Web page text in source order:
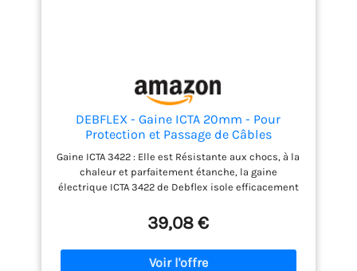
DEBFLEX - Gaine ICTA 20mm - Pour
Protection et Passage de Câbles
Electriques - Pose Apparente ou Encastrée
dans les Cloisons - Gris - 25 mètres
Gaine ICTA 3422 : Elle est Résistante aux chocs, à la
chaleur et parfaitement étanche, la gaine
électrique ICTA 3422 de Debflex isole efficacement
câbles et les fils sont les composants de base de la
boîte à outils d'un électricien. Ils sont utilisés pour
construire des circuits d'alimentation électrique
dans toute la maison - Précaution d'emploi : Choisir
39,08 €